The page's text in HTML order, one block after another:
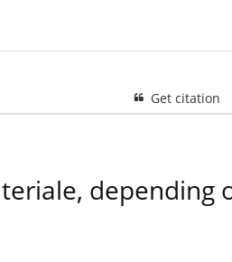
Get citation
depending